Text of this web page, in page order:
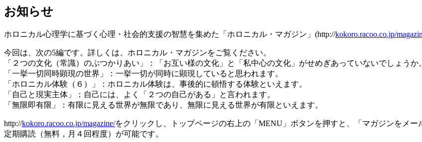
お知らせ
ホロニカル心理学に基づく心理・社会的支援の智慧を集めた「ホロニカル・マガジン」(http://kokoro.racoo.co.jp/
今回は、次の5編です。詳しくは、ホロニカル・マガジンをご覧ください。
「２つの文化（常識）のぶつかりあい」：「お互い様の文化」と「私中心の文化」がせめぎあっていないでしょうか。
「一挙一切同時顕現の世界」：一挙一切が同時に顕現していると思われます。
「ホロニカル体験（６）」：ホロニカル体験は、事後的に頓悟する体験といえます。
「自己と現実主体」：自己には、よく「２つの自己がある」と言われます。
「無限即有限」：有限に見える世界が無限であり、無限に見える世界が有限といえます。
http://kokoro.racoo.co.jp/magazine/をクリックし、トップページの右上の「MENU」ボタンを押すと、「マガジンをメ
定期購読（無料，月４回程度）が可能です。